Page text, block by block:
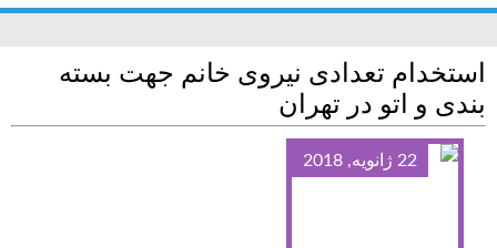
استخدام تعدادی نیروی خانم جهت بسته
بندی و اتو در تهران
22 ژانویه, 2018